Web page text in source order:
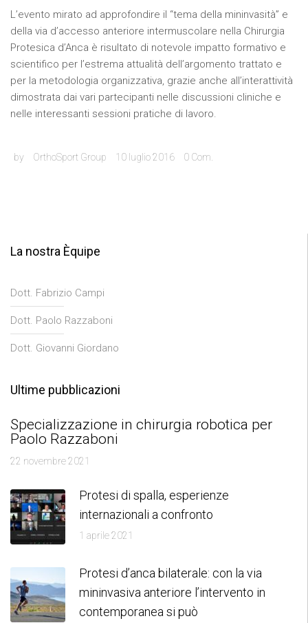
L’evento mirato ad approfondire il “tema della mininvasità” e
della via d’accesso anteriore intermuscolare nella Chirurgia
Protesica d’Anca è risultato di notevole impatto formativo e
scientifico per l’estrema attualità dell’argomento trattato e
per la metodologia organizzativa, grazie anche all’interattività
dimostrata dai vari partecipanti nelle discussioni cliniche e
nelle interessanti sessioni pratiche di lavoro.
by OrthoSport Group 10 luglio 2016 0 Com.
La nostra Èquipe
Dott. Fabrizio Campi
Dott. Paolo Razzaboni
Dott. Giovanni Giordano
Ultime pubblicazioni
Specializzazione in chirurgia robotica per
Paolo Razzaboni
22 novembre 2021
Protesi di spalla, esperienze
internazionali a confronto
1 aprile 2021
Protesi d’anca bilaterale: con la via
mininvasiva anteriore l’intervento in
contemporanea si può